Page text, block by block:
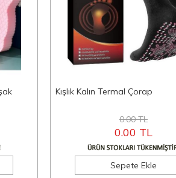
Kışlık Kalın Termal Çorap
0.00 TL
0.00 TL
Sepete Ekle